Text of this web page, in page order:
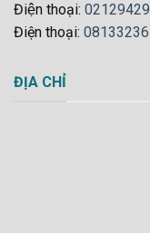
Điện thoại:
Điện thoại:
ĐỊA CHỈ